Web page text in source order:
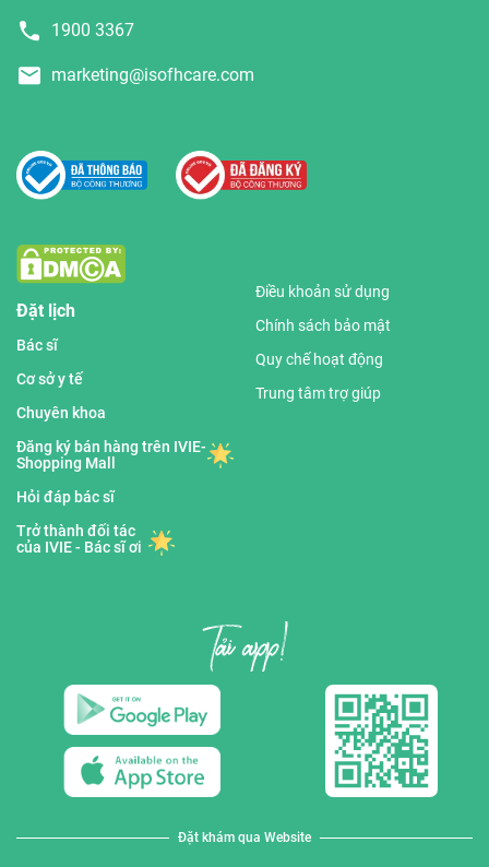
1900 3367
marketing@isofhcare.com
Đặt lịch
Bác sĩ
Cơ sở y tế
Chuyên khoa
Đăng ký bán hàng trên IVIE-
Shopping Mall
Hỏi đáp bác sĩ
Trở thành đối tác
của IVIE - Bác sĩ ơi
Điều khoản sử dụng
Chính sách bảo mật
Quy chế hoạt động
Trung tâm trợ giúp
Đặt khám qua Website